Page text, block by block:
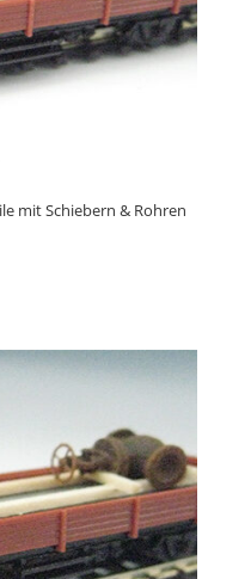
mit Schiebern & Rohren